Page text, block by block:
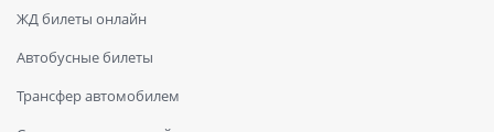
ЖД билеты онлайн
Автобусные билеты
Трансфер автомобилем